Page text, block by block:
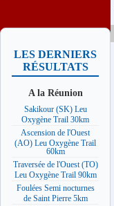
LES DERNIERS
RÉSULTATS
A la Réunion
Sakikour (SK) Leu
Oxygène Trail 30km
Ascension de l'Ouest
(AO) Leu Oxygène Trail
60km
Traversée de l'Ouest (TO)
Leu Oxygène Trail 90km
Foulées Semi nocturnes
de Saint Pierre 5km